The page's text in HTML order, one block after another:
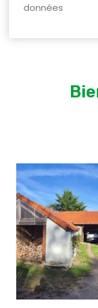
données